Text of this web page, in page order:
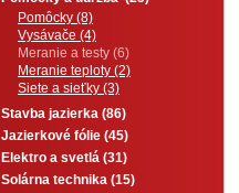
Pomôcky (8)
Vysávače (4)
Meranie a testy (6)
Meranie teploty (2)
Siete a sieťky (3)
Stavba jazierka (86)
Jazierkové fólie (45)
Elektro a svetlá (31)
Solárna technika (15)